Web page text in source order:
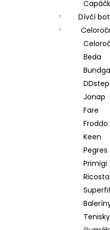
Dívčí
Beda
DDstep
Jonap
Fare
Froddo
Keen
Pegres
Primigi
Ricosta
Tenisky